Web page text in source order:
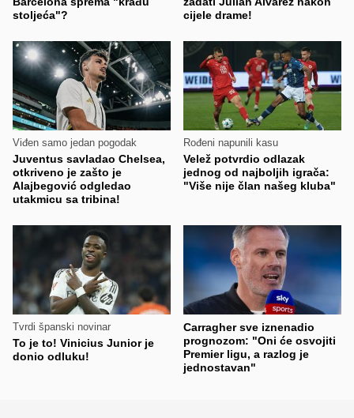
stoljeća"?
cijele drame!
Viđen samo jedan pogodak
Juventus savladao Chelsea,
otkriveno je zašto je
Alajbegović odgledao
utakmicu sa tribina!
Rođeni napunili kasu
Velež potvrdio odlazak
jednog od najboljih igrača:
"Više nije član našeg kluba"
Tvrdi španski novinar
To je to! Vinicius Junior je
donio odluku!
Carragher sve iznenadio
prognozom: "Oni će osvojiti
Premier ligu, a razlog je
jednostavan"